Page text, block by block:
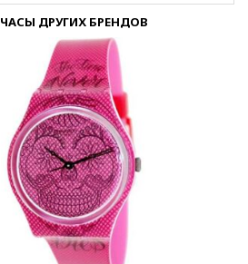
ЧАСЫ ДРУГИХ БРЕНДОВ